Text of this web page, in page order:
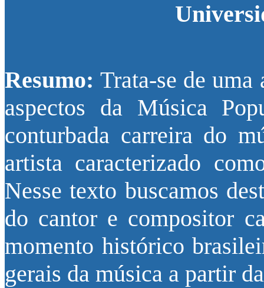
Resumo:Trata-se de uma
aspectos da Música
conturbada carreira do
artista caracterizado
Nesse texto buscamos
do cantor e compositor
momento histórico
gerais da música a partir